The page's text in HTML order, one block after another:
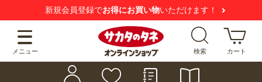
新規会員登録でお得にお買い物いただけます！
メニュー 検索 カート